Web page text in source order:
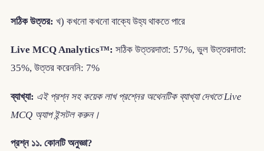
সঠিক উত্তর: খ) কখনো কখনো বাক্যে উহ্য থাকতে পারে
Live MCQ Analytics™: সঠিক উত্তরদাতা: 57%, ভুল উত্তরদাতা:
35%, উত্তর করেননি: 7%
ব্যাখ্যা: এই প্রশ্ন সহ কয়েক লাখ প্রশ্নের অথেনটিক ব্যাখ্যা দেখতে Live
MCQ অ্যাপ ইন্সটল করুন।
প্রশ্ন ১১. কোনটি অনুজ্ঞা?